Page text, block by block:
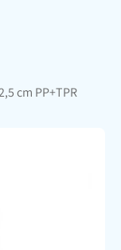
cm PP+TPR